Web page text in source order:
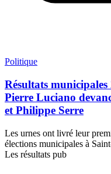
Politique
Résultats
Pierre Luciano
et Philippe Serre
Les urnes ont livré leur
élections municipales à
Les résultats pub